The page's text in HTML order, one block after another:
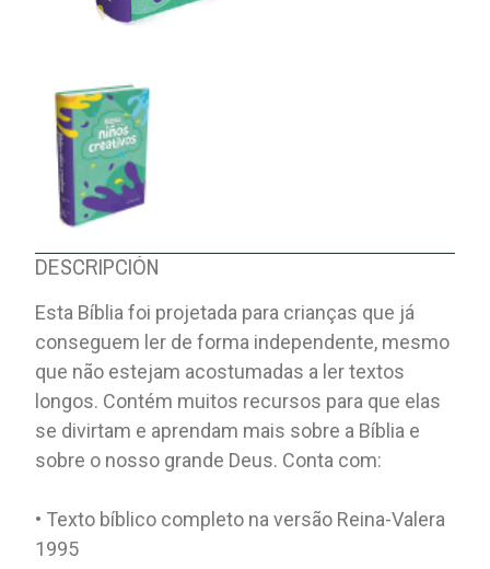
DESCRIPCIÓN
Esta Bíblia foi projetada para crianças que já
conseguem ler de forma independente, mesmo
que não estejam acostumadas a ler textos
longos. Contém muitos recursos para que elas
se divirtam e aprendam mais sobre a Bíblia e
sobre o nosso grande Deus. Conta com:
• Texto bíblico completo na versão Reina-Valera
1995